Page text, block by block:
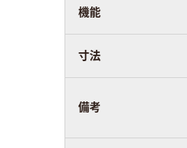
機能
寸法
備考